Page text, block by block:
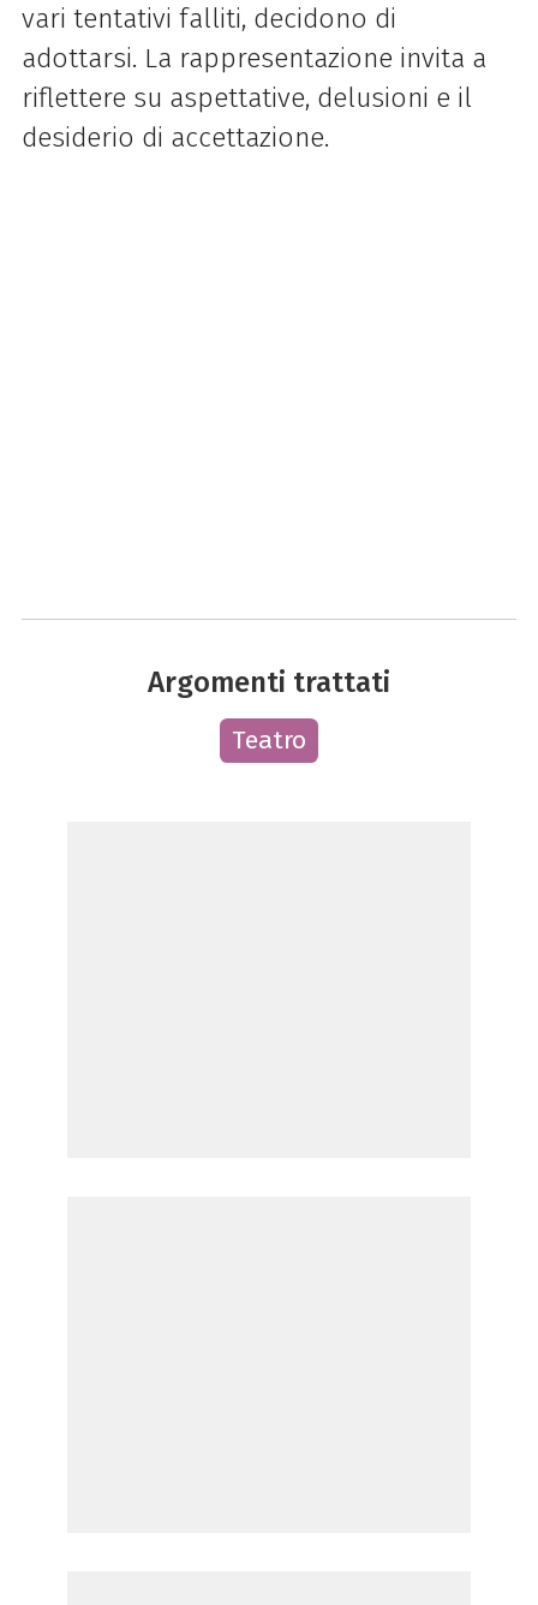
vari tentativi falliti, decidono di
adottarsi. La rappresentazione invita a
riflettere su aspettative, delusioni e il
desiderio di accettazione.
Argomenti trattati
Teatro